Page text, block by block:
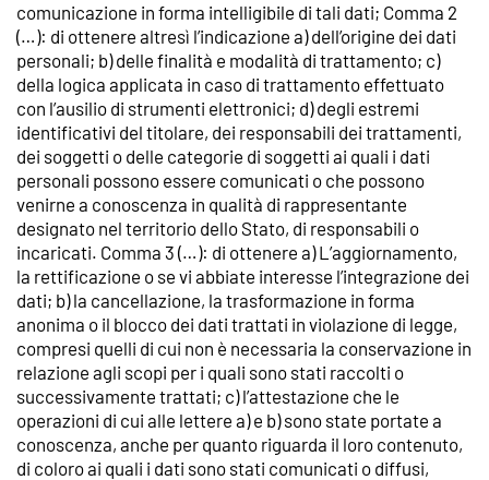
comunicazione in forma intelligibile di tali dati; Comma 2
(…): di ottenere altresì l’indicazione a) dell’origine dei dati
personali; b) delle finalità e modalità di trattamento; c)
della logica applicata in caso di trattamento effettuato
con l’ausilio di strumenti elettronici; d) degli estremi
identificativi del titolare, dei responsabili dei trattamenti,
dei soggetti o delle categorie di soggetti ai quali i dati
personali possono essere comunicati o che possono
venirne a conoscenza in qualità di rappresentante
designato nel territorio dello Stato, di responsabili o
incaricati. Comma 3 (…): di ottenere a) L’aggiornamento,
la rettificazione o se vi abbiate interesse l’integrazione dei
dati; b) la cancellazione, la trasformazione in forma
anonima o il blocco dei dati trattati in violazione di legge,
compresi quelli di cui non è necessaria la conservazione in
relazione agli scopi per i quali sono stati raccolti o
successivamente trattati; c) l’attestazione che le
operazioni di cui alle lettere a) e b) sono state portate a
conoscenza, anche per quanto riguarda il loro contenuto,
di coloro ai quali i dati sono stati comunicati o diffusi,